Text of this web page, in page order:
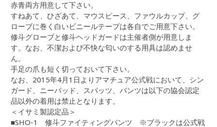
赤青両方用意して下さい。
すねあて、ひざあて、マウスピース、ファウルカップ、グ
ローブに巻く白いビニールテープは各自でご用意下さい。
修斗グローブと修斗ヘッドガードは主催者側が用意しま
す。なお、不潔および不快な匂いのする用具は認めませ
ん。
手足の爪も短く切っておいて下さい。
なお、2015年4月1日よりアマチュア公式戦において、シン
ガード、ニーパッド、スパッツ、パンツは以下の協会認定
品以外の着用は禁止となります。
＜イサミ製認定品＞
■SHO-1 修斗ファイティングパンツ ※ブラックは公式戦